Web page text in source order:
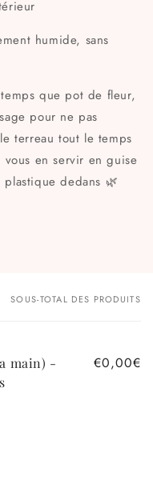
humide, sans
que pot de fleur,
pour ne pas
terreau tout le temps
en servir en guise
dedans 🌿
SOUS-TOTAL DES PRODUITS
main) -
€0,00€